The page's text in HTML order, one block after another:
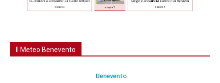
Il Meteo Benevento